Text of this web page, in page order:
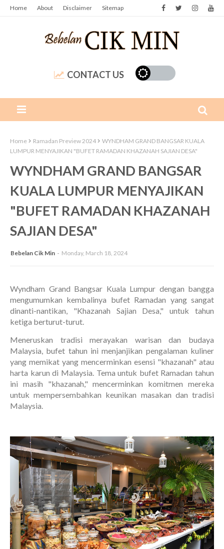
Home About Disclaimer Sitemap
CONTACT US
Home Ramadan Preview 2024
WYNDHAM GRAND BANGSAR KUALA
LUMPUR MENYAJIKAN "BUFET RAMADAN KHAZANAH SAJIAN DESA"
WYNDHAM GRAND BANGSAR
KUALA LUMPUR MENYAJIKAN
"BUFET RAMADAN KHAZANAH
SAJIAN DESA"
Bebelan Cik Min Monday, March 18, 2024
Wyndham Grand Bangsar Kuala Lumpur dengan bangga
mengumumkan kembalinya bufet Ramadan yang sangat
dinanti-nantikan, "Khazanah Sajian Desa," untuk tahun
ketiga berturut-turut.
Meneruskan tradisi merayakan warisan dan budaya
Malaysia, bufet tahun ini menjanjikan pengalaman kuliner
yang memikat yang mencerminkan esensi "khazanah" atau
harta karun di Malaysia. Tema untuk bufet Ramadan tahun
ini masih "khazanah," mencerminkan komitmen mereka
untuk mempersembahkan keunikan masakan dan tradisi
Malaysia.